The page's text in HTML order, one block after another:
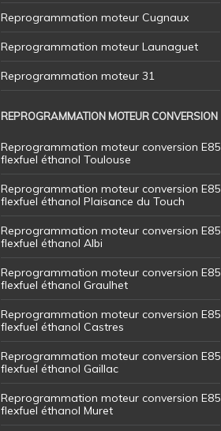
Reprogrammation moteur Cugnaux
Reprogrammation moteur Launaguet
Reprogrammation moteur 31
REPROGRAMMATION MOTEUR CONVERSION
Reprogrammation moteur conversion E85
flexfuel éthanol Toulouse
Reprogrammation moteur conversion E85
flexfuel éthanol Plaisance du Touch
Reprogrammation moteur conversion E85
flexfuel éthanol Albi
Reprogrammation moteur conversion E85
flexfuel éthanol Graulhet
Reprogrammation moteur conversion E85
flexfuel éthanol Castres
Reprogrammation moteur conversion E85
flexfuel éthanol Gaillac
Reprogrammation moteur conversion E85
flexfuel éthanol Muret